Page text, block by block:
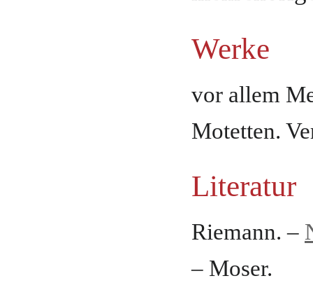
Werke
vor allem
Motetten.
Literatur
Riemann. –
– Moser.